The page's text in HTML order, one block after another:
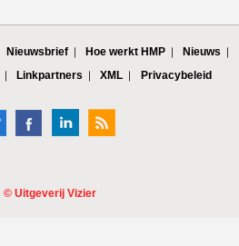
Nieuwsbrief Hoe werkt HMP
Nieuws
Linkpartners XML Privacybeleid
© Uitgeverij Vizier